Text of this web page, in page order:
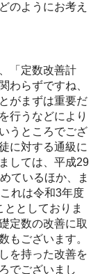
のようにお考え
「定数改善計
わらずですね、
がまずは重要だ
行うなどにより
うところでござ
に対する通級に
しては、平成29
ているほか、ま
れは令和3年度
としておりま
定数の改善に取
もございます。
を持った改善を
でございまし